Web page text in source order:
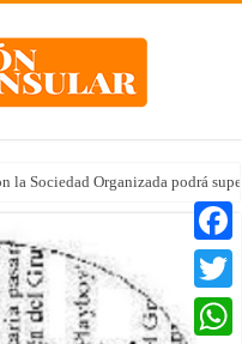
la Sociedad Organizada podrá
Twitter